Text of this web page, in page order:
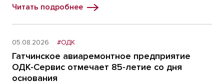
Читать подробнее
05.08.2026 #ОДК
Гатчинское авиаремонтное предприятие
ОДК-Сервис отмечает 85-летие со дня
основания